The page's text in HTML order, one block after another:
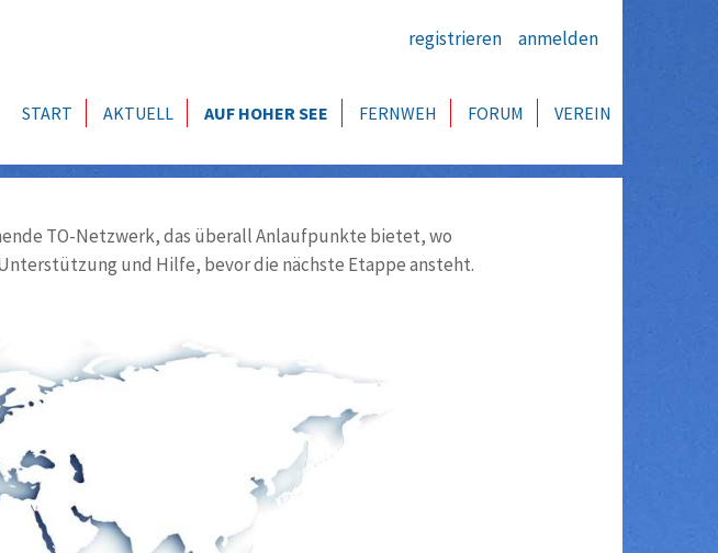
registrieren anmelden
START AKTUELL AUF HOHER SEE FERNWEH FORUM VEREIN
TO-Netzwerk, das überall Anlaufpunkte bietet, wo
und Hilfe, bevor die nächste Etappe ansteht.